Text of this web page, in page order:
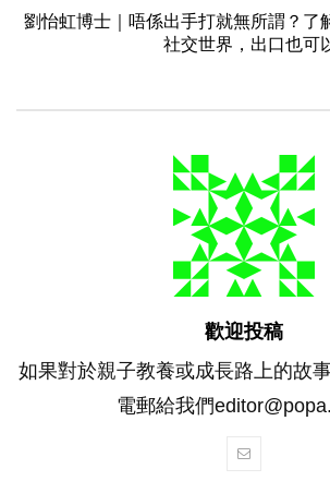
劉怡虹博士｜唔係出手打就無所謂？了
社交世界，出口也可
歡迎投稿
如果對於親子教養或成長路上的故
電郵給我們